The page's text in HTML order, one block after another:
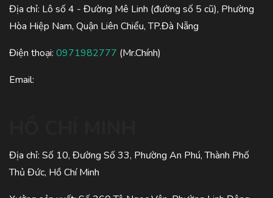
Địa chỉ: Lô số 4 - Đường Mê Linh (đường số 5 cũ), Phường
Hòa Hiệp Nam, Quận Liên Chiểu, TP.Đà Nẵng
Điện thoại: 0971982777 (Mr.Chính)
Email:
Địa chỉ: Số 10, Đường Số 33, Phường An Phú, Thành Phố
Thủ Đức, Hồ Chí Minh